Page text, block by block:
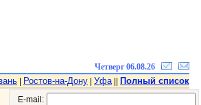
Четверг 06.08.26
Ростов-на-Дону Уфа||
Полный список
E-mail: